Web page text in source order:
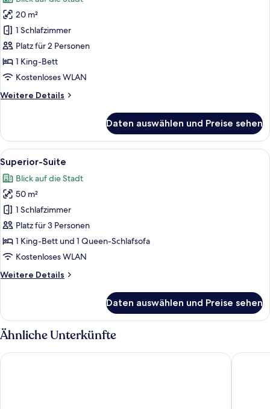
für
Comfort-
Doppelzimmer,
Balkon
anzeigen
20 m²
1 Schlafzimmer
Platz für 2 Personen
1 King-Bett
Kostenloses WLAN
Weitere Details
Weitere
Doppelzimmer,
Balkon
Daten auswählen und Preise sehen
Alle
Fotos
für
Superior-
Suite
anzeigen
Ein Hotelzimmer mit zwei Betten,
5
Superior-Suite
Blick auf die Stadt
50 m²
1 Schlafzimmer
Platz für 3 Personen
1 King-Bett und 1 Queen-Schlafsofa
Kostenloses WLAN
Weitere Details
Weitere
Suite
Daten auswählen und Preise sehen
Ähnliche Unterkünfte
TRIBE Baden-Baden Hotel